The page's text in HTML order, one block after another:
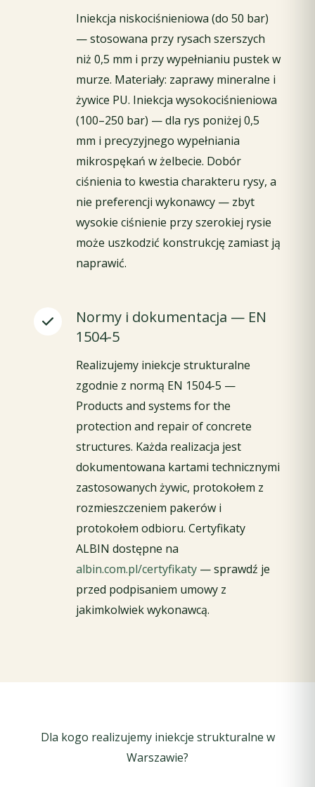
Iniekcja niskociśnieniowa (do 50 bar)
— stosowana przy rysach szerszych
niż 0,5 mm i przy wypełnianiu pustek w
murze. Materiały: zaprawy mineralne i
żywice PU. Iniekcja wysokociśnieniowa
(100–250 bar) — dla rys poniżej 0,5
mm i precyzyjnego wypełniania
mikrospękań w żelbecie. Dobór
ciśnienia to kwestia charakteru rysy, a
nie preferencji wykonawcy — zbyt
wysokie ciśnienie przy szerokiej rysie
może uszkodzić konstrukcję zamiast ją
naprawić.
Normy i dokumentacja — EN
1504-5
Realizujemy iniekcje strukturalne
zgodnie z normą EN 1504-5 —
Products and systems for the
protection and repair of concrete
structures. Każda realizacja jest
dokumentowana kartami technicznymi
zastosowanych żywic, protokołem z
rozmieszczeniem pakerów i
protokołem odbioru. Certyfikaty
ALBIN dostępne na
albin.com.pl/certyfikaty — sprawdź je
przed podpisaniem umowy z
jakimkolwiek wykonawcą.
Dla kogo realizujemy iniekcje strukturalne w
Warszawie?